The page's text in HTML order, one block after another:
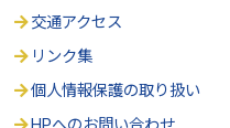
交通アクセス
リンク集
個人情報保護の取り扱い